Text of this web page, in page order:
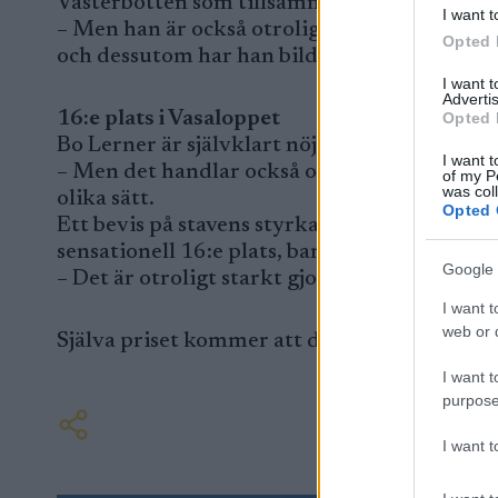
I want
Opted
I want
Opted
I want
of my
was
Opted
Google
I want
web or
I want
I want
– Men han är också otroligt engagerad
och dessutom har han bildat en skidklubb
16:e plats i Vasaloppet
Bo Lerner är självklart nöjd med
– Men det handlar också om ett lagarbete.
olika sätt.
Ett bevis på stavens styrka kom vid årets
sensationell 16:e plats, bara 41 sekunder
– Det är otroligt starkt gjort av en 40-årig
Själva priset kommer att delas ut den 24